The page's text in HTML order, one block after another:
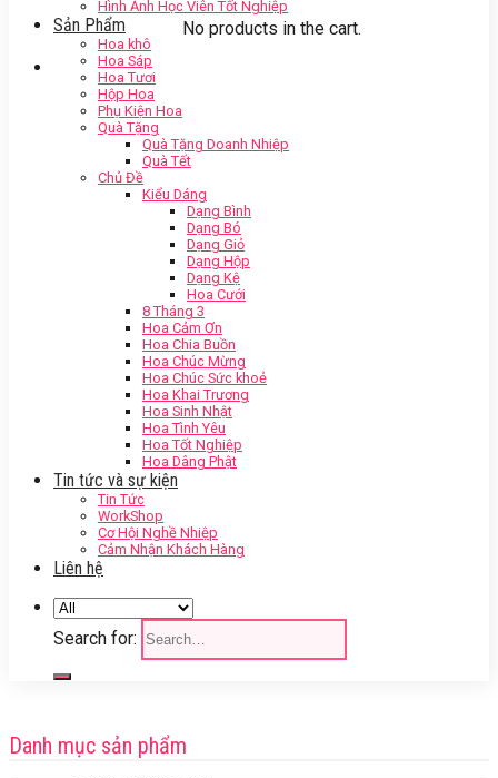
No products in the cart.
Hình Ảnh Học Viên Tốt Nghiệp
Sản Phẩm
Hoa khô
Hoa Sáp
Hoa Tươi
Hộp Hoa
Phụ Kiện Hoa
Quà Tặng
Quà Tặng Doanh Nhiệp
Quà Tết
Chủ Đề
Kiểu Dáng
Dạng Bình
Dạng Bó
Dạng Giỏ
Dạng Hộp
Dạng Kệ
Hoa Cưới
8 Tháng 3
Hoa Cảm Ơn
Hoa Chia Buồn
Hoa Chúc Mừng
Hoa Chúc Sức khoẻ
Hoa Khai Trương
Hoa Sinh Nhật
Hoa Tình Yêu
Hoa Tốt Nghiệp
Hoa Dâng Phật
Tin tức và sự kiện
Tin Tức
WorkShop
Cơ Hội Nghề Nhiệp
Cảm Nhận Khách Hàng
Liên hệ
Search for:
Danh mục sản phẩm